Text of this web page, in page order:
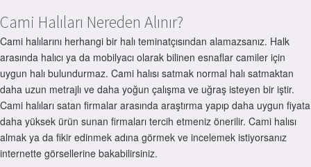
Cami Halıları Nereden Alınır?
Cami halılarını herhangi bir halı teminatçısından alamazsanız. Halk
arasında halıcı ya da mobilyacı olarak bilinen esnaflar camiler için
uygun halı bulundurmaz. Cami halısı satmak normal halı satmaktan
daha uzun metrajlı ve daha yoğun çalışma ve uğraş isteyen bir iştir.
Cami halıları satan firmalar arasında araştırma yapıp daha uygun fiyata
daha yüksek ürün sunan firmaları tercih etmeniz önerilir. Cami halısı
almak ya da fikir edinmek adına görmek ve incelemek istiyorsanız
internette görsellerine bakabilirsiniz.